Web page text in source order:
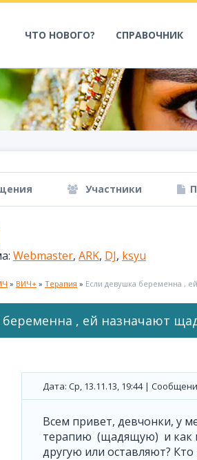
ЧТО НОВОГО? СПРАВОЧНИК
Участники
Webmaster, ARK, DJ, ksyu
» ВИЧ+ » Терапия » Если девушка беременна ,
беременна , ей назначают
Дата: Ср, 13.11.13, 19:44 |
Всем привет, девчонки, у
терапию (щадящую) и как
другую или оставляют?